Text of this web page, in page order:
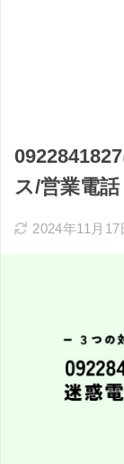
ス/営業電
2024年11月17